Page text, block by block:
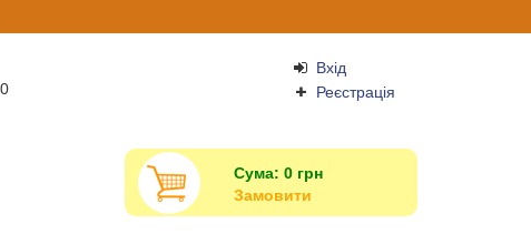
Вхід
Реєстрація
Сума: 0 грн
Замовити